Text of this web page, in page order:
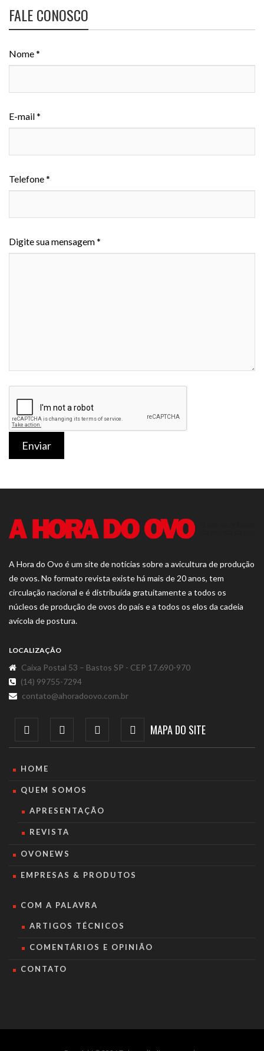
FALE CONOSCO
Nome *
E-mail *
Telefone *
Digite sua mensagem *
Enviar
A Hora do Ovo é um site de notícias sobre a avicultura de produção
de ovos. No formato revista existe há mais de 20 anos, tem
circulação nacional e é distribuída gratuitamente a todos os
núcleos de produção de ovos do país e a todos os elos da cadeia
avícola de postura.
LOCALIZAÇÃO
Caixa Postal 53 – Bastos SP - CEP 17.690-970
(14) 99755-7294
contato@ahoradoovo.com.br
MAPA DO SITE
HOME
QUEM SOMOS
APRESENTAÇÃO
REVISTA
OVONEWS
EMPRESAS & PRODUTOS
COM A PALAVRA
ARTIGOS TÉCNICOS
COMENTÁRIOS E OPINIÃO
CONTATO